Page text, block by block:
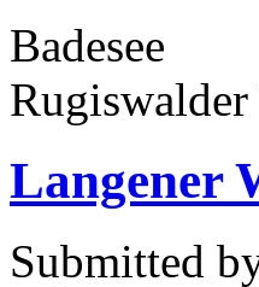
Badesee
Rugiswalder
Langener
Submitted